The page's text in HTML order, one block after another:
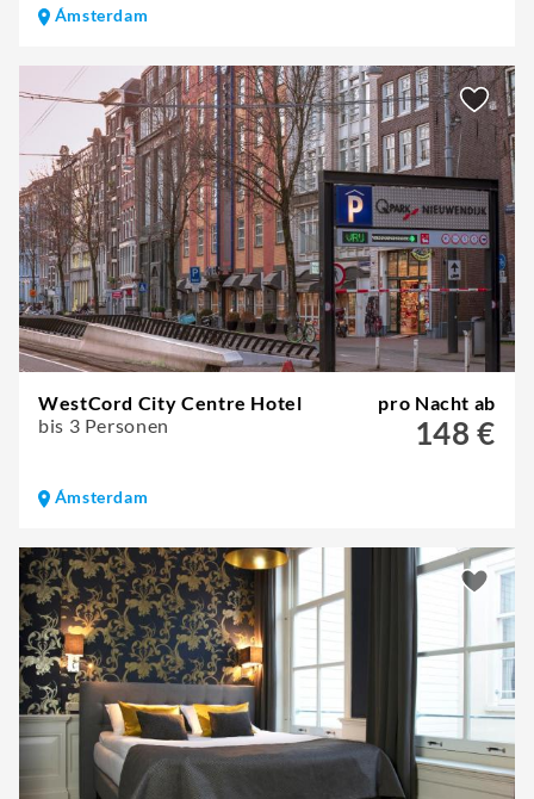
Ámsterdam
WestCord City Centre Hotel
bis 3 Personen
pro Nacht ab
148 €
Ámsterdam